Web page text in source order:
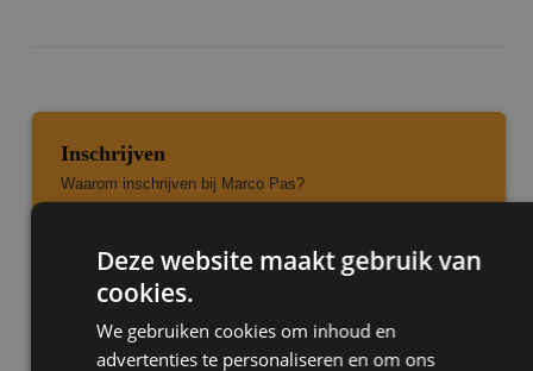
Inschrijven
Waarom inschrijven bij Marco Pas?
Schakel of automaat
Gezellige en bekwame instructeurs
Kies uit voordelige pakketten
Deze website maakt gebruik van
cookies.
We gebruiken cookies om inhoud en
advertenties te personaliseren en om ons